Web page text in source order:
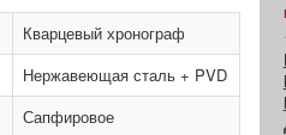
Кварцевый хронограф
Нержавеющая сталь + PVD
Сапфировое